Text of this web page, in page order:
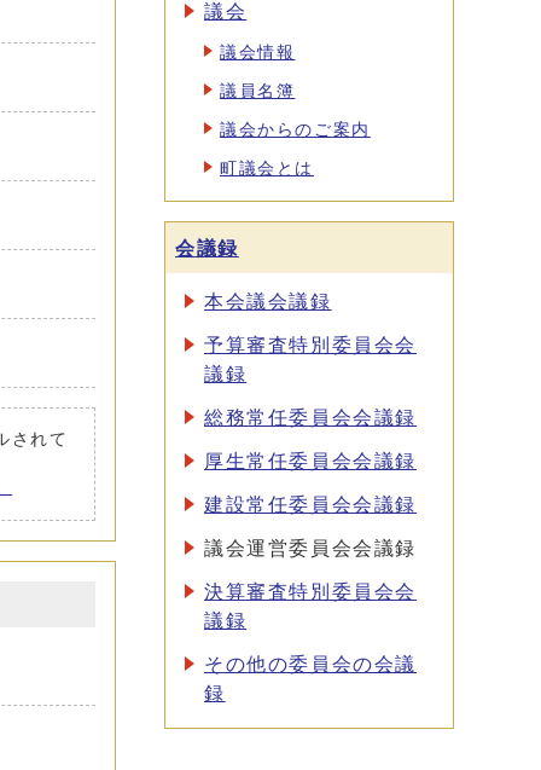
されて
議会
議会情報
議員名簿
議会からのご案内
町議会とは
会議録
本会議会議録
予算審査特別委員会会
議録
総務常任委員会会議録
厚生常任委員会会議録
建設常任委員会会議録
議会運営委員会会議録
決算審査特別委員会会
議録
その他の委員会の会議
録